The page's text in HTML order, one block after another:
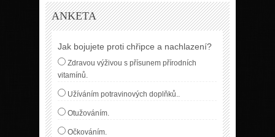
ANKETA
Jak bojujete proti chřipce a nachlazení?
Zdravou výživou s přísunem přírodních
vitamínů.
Užíváním potravinových doplňků..
Otužováním.
Očkováním.